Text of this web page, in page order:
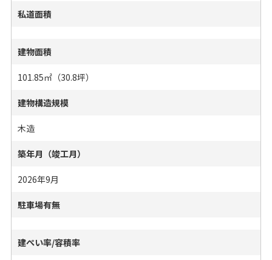
私道面積
建物面積
101.85㎡（30.8坪）
建物構造規模
木造
築年月（竣工月）
2026年9月
駐車場有無
建ぺい率/容積率